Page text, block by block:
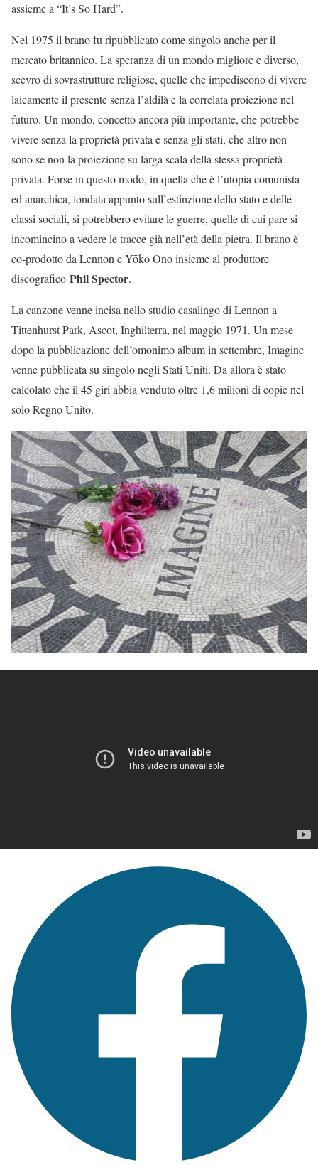
assieme a “It’s So Hard”.
Nel 1975 il brano fu ripubblicato come singolo anche per il
mercato britannico. La speranza di un mondo migliore e diverso,
scevro di sovrastrutture religiose, quelle che impediscono di vivere
laicamente il presente senza l’aldilà e la correlata proiezione nel
futuro. Un mondo, concetto ancora più importante, che potrebbe
vivere senza la proprietà privata e senza gli stati, che altro non
sono se non la proiezione su larga scala della stessa proprietà
privata. Forse in questo modo, in quella che è l’utopia comunista
ed anarchica, fondata appunto sull’estinzione dello stato e delle
classi sociali, si potrebbero evitare le guerre, quelle di cui pare si
incomincino a vedere le tracce già nell’età della pietra. Il brano è
co-prodotto da Lennon e Yōko Ono insieme al produttore
discografico Phil Spector.
La canzone venne incisa nello studio casalingo di Lennon a
Tittenhurst Park, Ascot, Inghilterra, nel maggio 1971. Un mese
dopo la pubblicazione dell’omonimo album in settembre, Imagine
venne pubblicata su singolo negli Stati Uniti. Da allora è stato
calcolato che il 45 giri abbia venduto oltre 1,6 milioni di copie nel
solo Regno Unito.